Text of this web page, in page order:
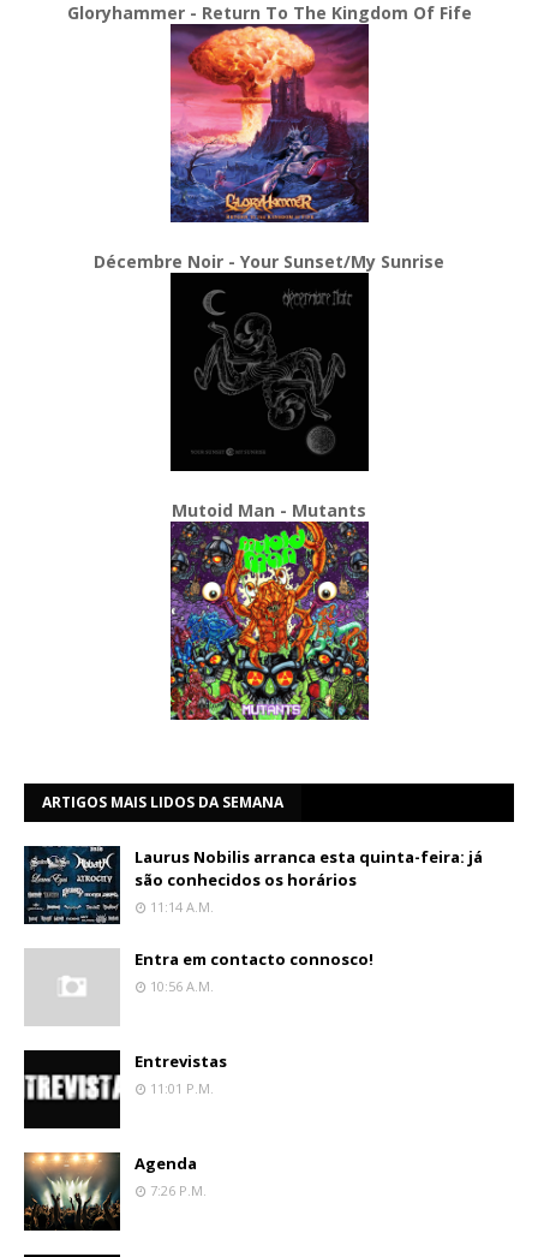
Gloryhammer - Return To The Kingdom Of Fife
Décembre Noir - Your Sunset/My Sunrise
Mutoid Man - Mutants
ARTIGOS MAIS LIDOS DA SEMANA
Laurus Nobilis arranca esta quinta-feira: já
são conhecidos os horários
11:14 A.m.
Entra em contacto connosco!
10:56 A.m.
Entrevistas
11:01 P.m.
Agenda
7:26 P.m.